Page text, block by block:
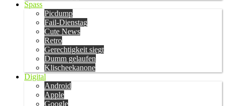
Spass
Picdump
Fail-Dienstag
Cute News
Retro
Gerechtigkeit siegt
Dumm gelaufen
Klischeekanone
Digital
Android
Apple
Google